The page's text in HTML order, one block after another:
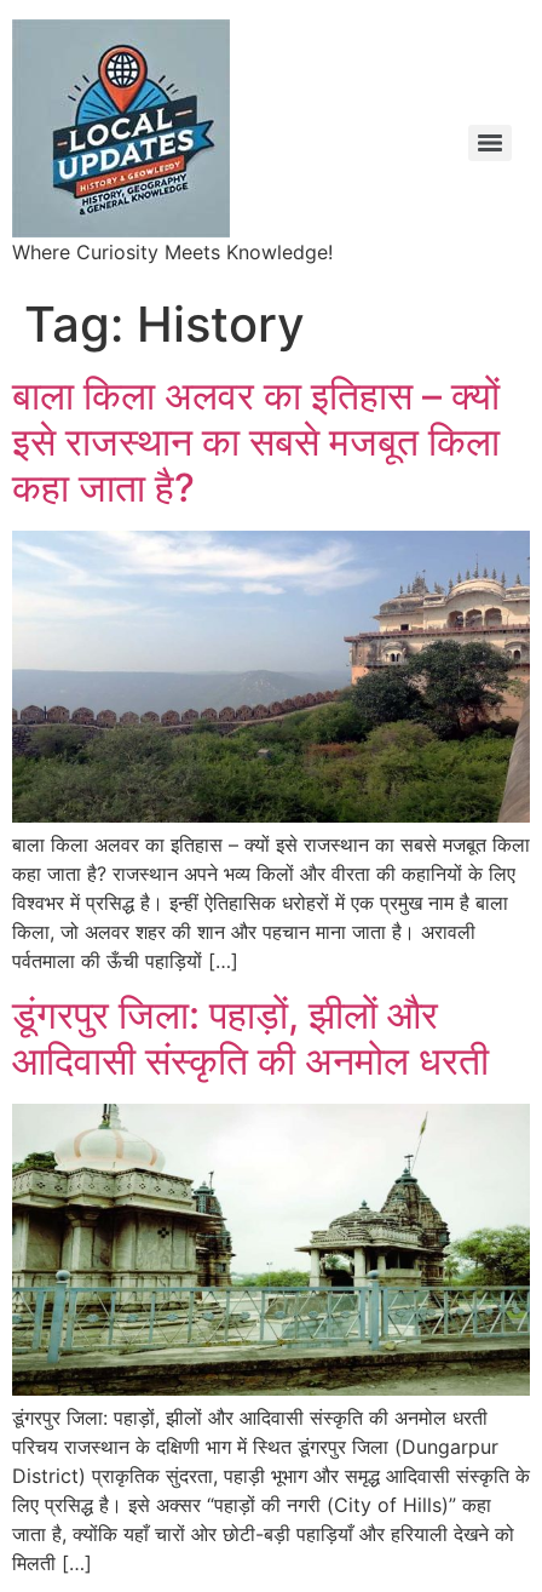
Where Curiosity Meets Knowledge!
Tag: History
बाला किला अलवर का इतिहास – क्यों
इसे राजस्थान का सबसे मजबूत किला
कहा जाता है?
बाला किला अलवर का इतिहास – क्यों इसे राजस्थान का सबसे मजबूत किला
कहा जाता है? राजस्थान अपने भव्य किलों और वीरता की कहानियों के लिए
विश्वभर में प्रसिद्ध है। इन्हीं ऐतिहासिक धरोहरों में एक प्रमुख नाम है बाला
किला, जो अलवर शहर की शान और पहचान माना जाता है। अरावली
पर्वतमाला की ऊँची पहाड़ियों […]
डूंगरपुर जिला: पहाड़ों, झीलों और
आदिवासी संस्कृति की अनमोल धरती
डूंगरपुर जिला: पहाड़ों, झीलों और आदिवासी संस्कृति की अनमोल धरती
परिचय राजस्थान के दक्षिणी भाग में स्थित डूंगरपुर जिला (Dungarpur
District) प्राकृतिक सुंदरता, पहाड़ी भूभाग और समृद्ध आदिवासी संस्कृति के
लिए प्रसिद्ध है। इसे अक्सर “पहाड़ों की नगरी (City of Hills)” कहा
जाता है, क्योंकि यहाँ चारों ओर छोटी-बड़ी पहाड़ियाँ और हरियाली देखने को
मिलती […]